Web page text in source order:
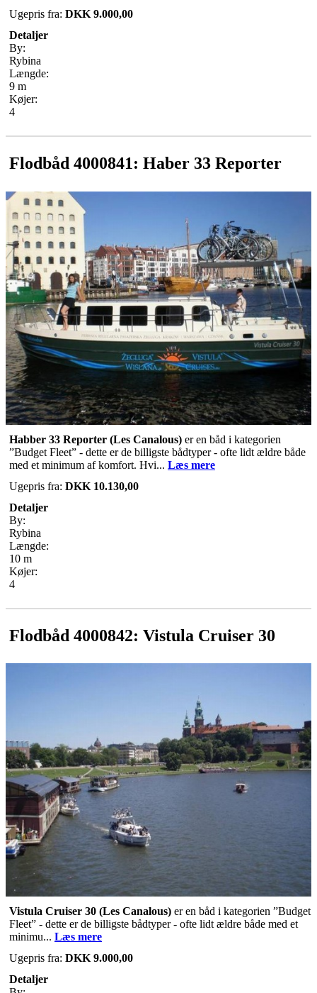
Ugepris fra: DKK 9.000,00
Detaljer
By:
Rybina
Længde:
9 m
Køjer:
4
Flodbåd 4000841: Haber 33 Reporter
Habber 33 Reporter (Les Canalous) er en båd i kategorien
”Budget Fleet” - dette er de billigste bådtyper - ofte lidt ældre både
med et minimum af komfort. Hvi... Læs mere
Ugepris fra: DKK 10.130,00
Detaljer
By:
Rybina
Længde:
10 m
Køjer:
4
Flodbåd 4000842: Vistula Cruiser 30
Vistula Cruiser 30 (Les Canalous) er en båd i kategorien ”Budget
Fleet” - dette er de billigste bådtyper - ofte lidt ældre både med et
minimu... Læs mere
Ugepris fra: DKK 9.000,00
Detaljer